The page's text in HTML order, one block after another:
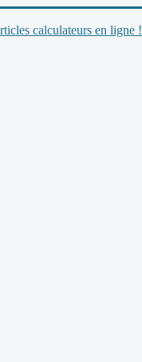
calculateurs en ligne !